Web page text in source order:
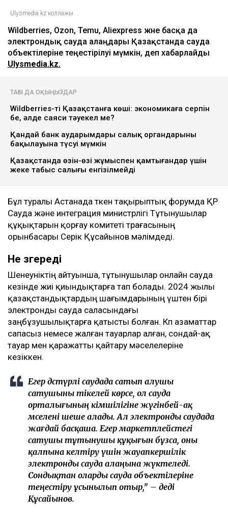
Ulysmedia.kz коллажы
Wildberries, Ozon, Temu, Aliexpress және басқа да
электрондық сауда алаңдары Қазақстанда сауда
объектілеріне теңестірілуі мүмкін, деп хабарлайды
Ulysmedia.kz.
ТАҒЫ ДА ОҚЫҢЫЗДАР
Wildberries-тің Қазақстанға көші: экономикаға серпін
бе, әлде саяси тәуекел ме?
Қандай банк аударымдары салық органдарының
бақылауына түсуі мүмкін
Қазақстанда өзін-өзі жұмыспен қамтығандар үшін
жеке табыс салығы енгізілмейді
Бұл туралы Астанада өткен тақырыптық форумда ҚР
Сауда және интеграция министрлігі Тұтынушылар
құқықтарын қорғау комитеті төрағасының
орынбасары Серік Құсайынов мәлімдеді.
Не өзгереді
Шенеуніктің айтуынша, тұтынушылар онлайн сауда
кезінде жиі қиындықтарға тап болады. 2024 жылы
қазақстандықтардың шағымдарының үштен бірі
электронды сауда саласындағы
заңбұзушылықтарға қатысты болған. Көп азаматтар
сапасыз немесе жалған тауарлар алған, сондай-ақ
тауар мен қаражатты қайтару мәселелеріне
кезіккен.
Егер дәстүрлі саудада сатып алушы
сатушыны тікелей көрсе, ол сауда
орталығының әкімшілігіне жүгінбей-ақ
мәселені шеше алады. Ал электронды саудада
жағдай басқаша. Егер маркетплейстегі
сатушы тұтынушы құқығын бұзса, оны
қалпына келтіру үшін жауапкершілік
электронды сауда алаңына жүктеледі.
Сондықтан оларды сауда объектілеріне
теңестіру ұсынылып отыр," – деді
Құсайынов.